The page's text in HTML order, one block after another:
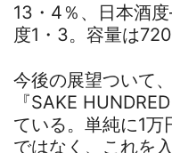
13・4％、日本酒
度1・3。容量は
今後の展望ついて
『SAKE
ている。単純に1
ではなく、これを